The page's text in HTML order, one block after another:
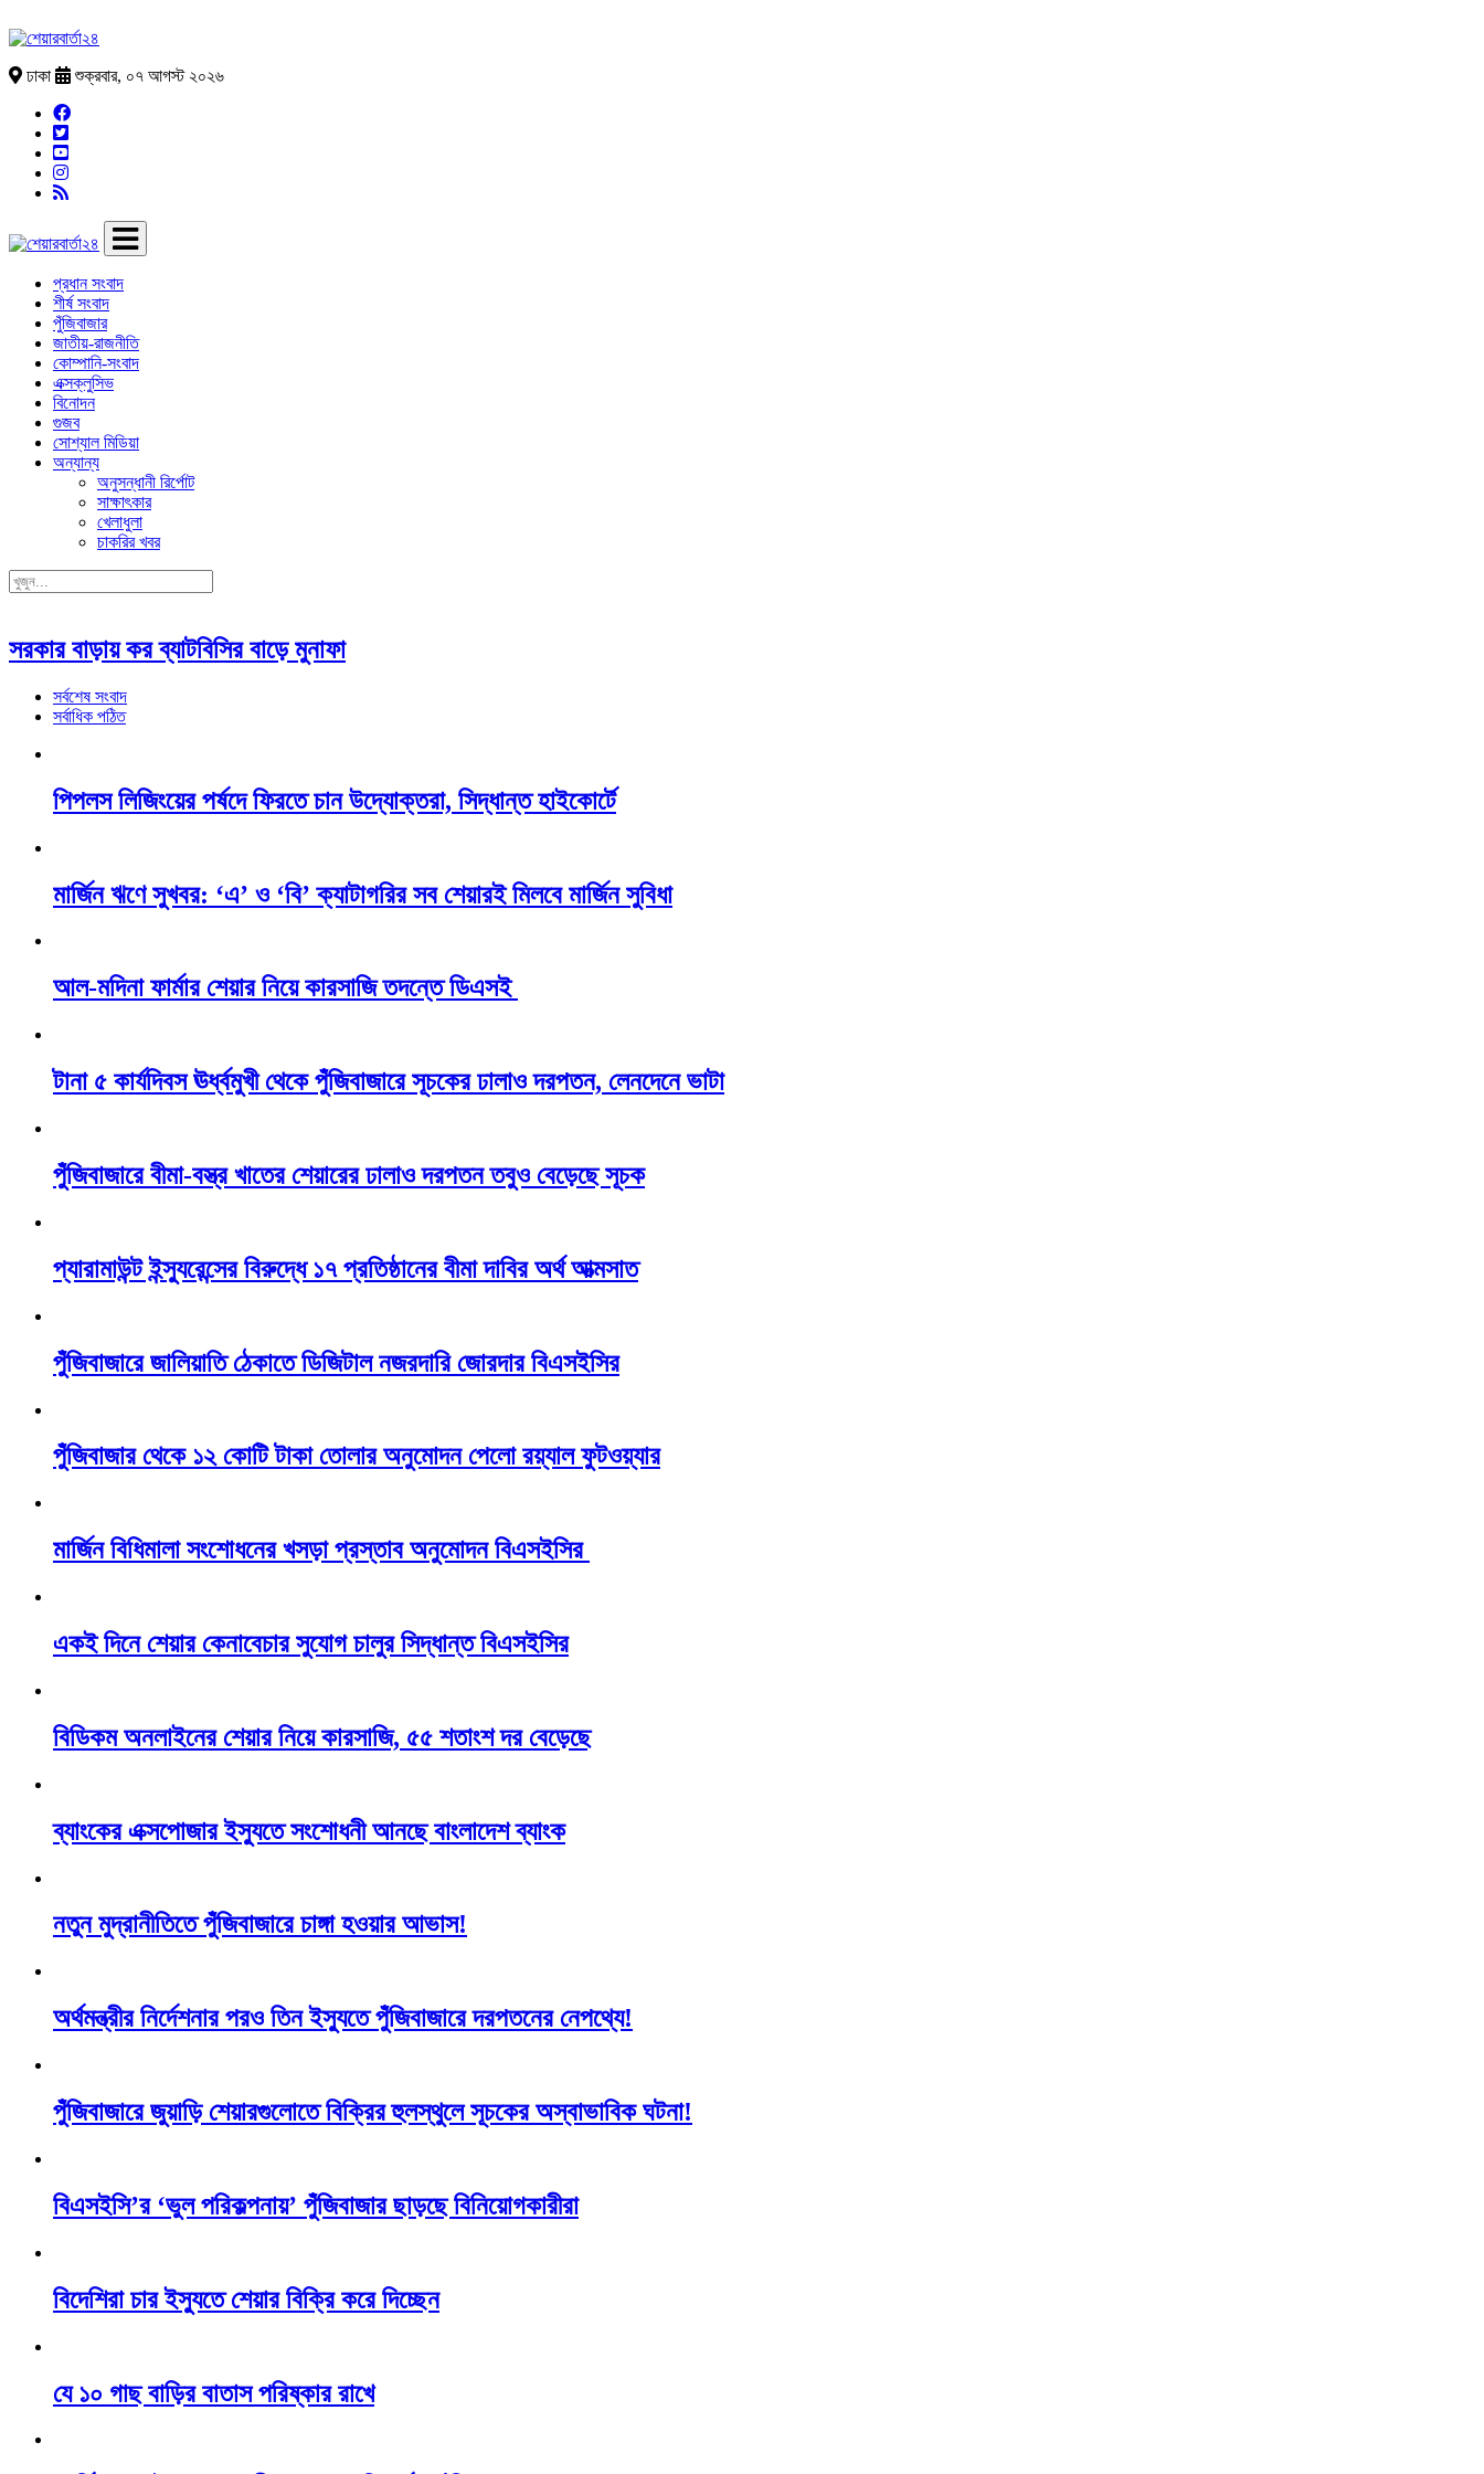
ঢাকা শুক্রবার, ০৭ আগস্ট ২০২৬
প্রধান সংবাদ
শীর্ষ সংবাদ
পুঁজিবাজার
জাতীয়-রাজনীতি
কোম্পানি-সংবাদ
এক্সক্লুসিভ
বিনোদন
গুজব
সোশ্যাল মিডিয়া
অন্যান্য
অনুসন্ধানী রির্পোট
সাক্ষাৎকার
খেলাধুলা
চাকরির খবর
সরকার বাড়ায় কর ব্যাটবিসির বাড়ে মুনাফা
সর্বশেষ সংবাদ
সর্বাধিক পঠিত
পিপলস লিজিংয়ের পর্ষদে ফিরতে চান উদ্যোক্তরা, সিদ্ধান্ত হাইকোর্টে
মার্জিন ঋণে সুখবর: ‘এ’ ও ‘বি’ ক্যাটাগরির সব শেয়ারই মিলবে মার্জিন সুবিধা
আল-মদিনা ফার্মার শেয়ার নিয়ে কারসাজি তদন্তে ডিএসই
টানা ৫ কার্যদিবস ঊর্ধ্বমুখী থেকে পুঁজিবাজারে সূচকের ঢালাও দরপতন, লেনদেনে ভাটা
পুঁজিবাজারে বীমা-বস্ত্র খাতের শেয়ারের ঢালাও দরপতন তবুও বেড়েছে সূচক
প্যারামাউন্ট ইন্স্যুরেন্সের বিরুদ্ধে ১৭ প্রতিষ্ঠানের বীমা দাবির অর্থ আত্মসাত
পুঁজিবাজারে জালিয়াতি ঠেকাতে ডিজিটাল নজরদারি জোরদার বিএসইসির
পুঁজিবাজার থেকে ১২ কোটি টাকা তোলার অনুমোদন পেলো রয়্যাল ফুটওয়্যার
মার্জিন বিধিমালা সংশোধনের খসড়া প্রস্তাব অনুমোদন বিএসইসির
একই দিনে শেয়ার কেনাবেচার সুযোগ চালুর সিদ্ধান্ত বিএসইসির
বিডিকম অনলাইনের শেয়ার নিয়ে কারসাজি, ৫৫ শতাংশ দর বেড়েছে
ব্যাংকের এক্সপোজার ইস্যুতে সংশোধনী আনছে বাংলাদেশ ব্যাংক
নতুন মুদ্রানীতিতে পুঁজিবাজারে চাঙ্গা হওয়ার আভাস!
অর্থমন্ত্রীর নির্দেশনার পরও তিন ইস্যুতে পুঁজিবাজারে দরপতনের নেপথ্যে!
পুঁজিবাজারে জুয়াড়ি শেয়ারগুলোতে বিক্রির হুলস্থুলে সূচকের অস্বাভাবিক ঘটনা!
বিএসইসি’র ‘ভুল পরিকল্পনায়’ পুঁজিবাজার ছাড়ছে বিনিয়োগকারীরা
বিদেশিরা চার ইস্যুতে শেয়ার বিক্রি করে দিচ্ছেন
যে ১০ গাছ বাড়ির বাতাস পরিষ্কার রাখে